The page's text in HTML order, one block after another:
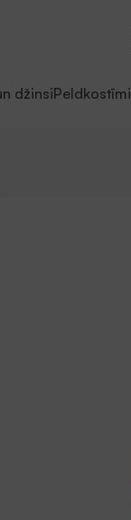
džinsiPeldkostīmi